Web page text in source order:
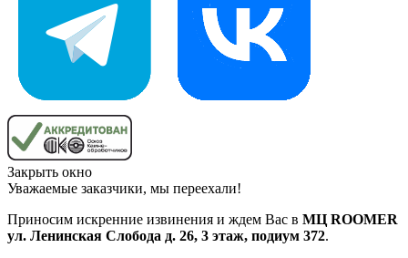
Закрыть окно
Уважаемые заказчики, мы переехали!
Приносим искренние извинения и ждем Вас в МЦ ROOMER
ул. Ленинская Слобода д. 26, 3 этаж, подиум 372.